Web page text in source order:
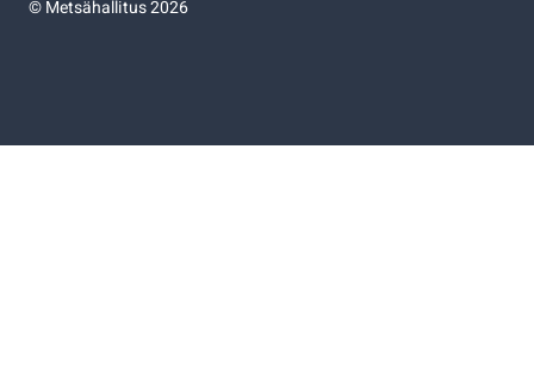
©Metsähallitus 2026